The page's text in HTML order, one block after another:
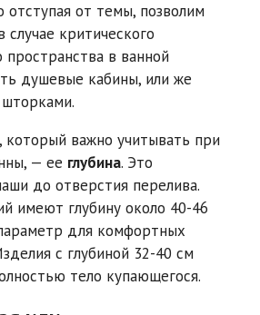
от темы, позволим
случае критического
пространства в ванной
душевые кабины, или же
важно учитывать при
— ее глубина. Это
до отверстия перелива.
имеют глубину около 40-46
для комфортных
с глубиной 32-40 см
тело купающегося.